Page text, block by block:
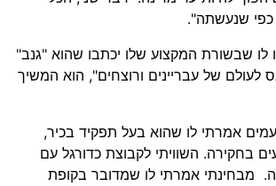
כפי שנעשתה".
שבשורת המקצוע שלו יכתבו שהוא "גנב"
לעולם של עבריינים ורוצחים", הוא המשיך
אמרתי לו שהוא בעל תפקיד בכיר,
בחקירה. השוויתי לקבוצת כדורגל עם
מבחינתי אמרתי לו שמדובר בקופת